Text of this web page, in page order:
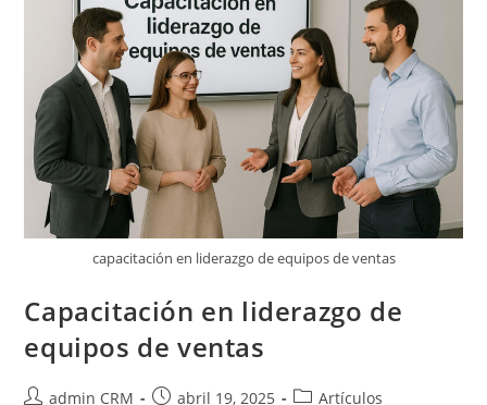
capacitación en liderazgo de equipos de ventas
Capacitación en liderazgo de
equipos de ventas
admin CRM abril 19, 2025 Artículos